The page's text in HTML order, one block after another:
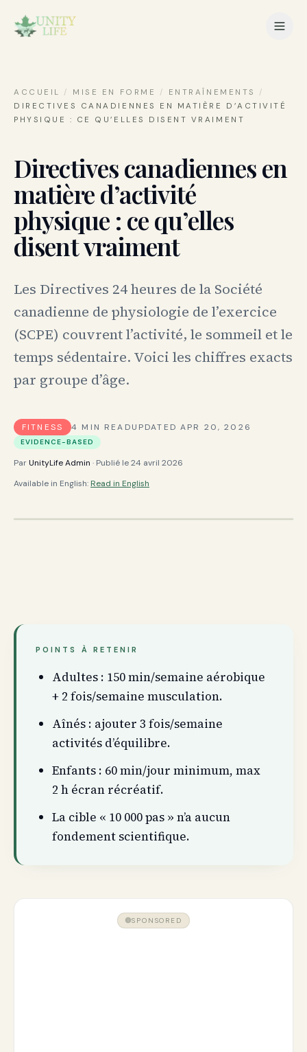
ACCUEIL / MISE EN FORME / ENTRAÎNEMENTS
/
DIRECTIVES CANADIENNES EN MATIÈRE D’ACTIVITÉ
PHYSIQUE : CE QU’ELLES DISENT VRAIMENT
Directives canadiennes en
matière d’activité
physique : ce qu’elles
disent vraiment
Les Directives 24 heures de la Société
canadienne de physiologie de l’exercice
(SCPE) couvrent l’activité, le sommeil et le
temps sédentaire. Voici les chiffres exacts
par groupe d’âge.
FITNESS 4 MIN READUPDATED APR 20, 2026
EVIDENCE-BASED
ParUnityLife Admin · Publié le24 avril 2026
Available in English: Read in English
POINTS À RETENIR
Adultes : 150 min/semaine aérobique
+ 2 fois/semaine musculation.
Aînés : ajouter 3 fois/semaine
activités d’équilibre.
Enfants : 60 min/jour minimum, max
2 h écran récréatif.
La cible « 10 000 pas » n’a aucun
fondement scientifique.
SPONSORED